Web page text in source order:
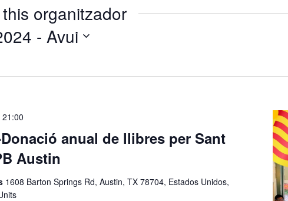
organitzador
- Avui
anual de llibres per Sant
Austin
21:00
1608 Barton Springs Rd, Austin, TX 78704, Estados Unidos,